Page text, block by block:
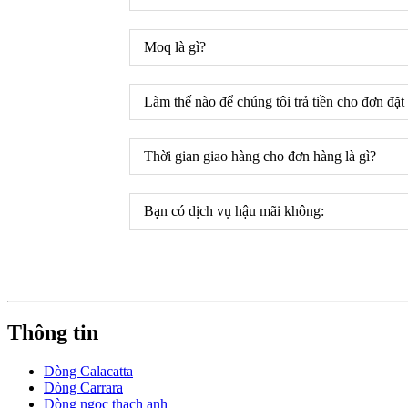
Moq là gì?
Làm thế nào để chúng tôi trả tiền cho đơn đặt
Thời gian giao hàng cho đơn hàng là gì?
Bạn có dịch vụ hậu mãi không:
Thông tin
Dòng Calacatta
Dòng Carrara
Dòng ngọc thạch anh